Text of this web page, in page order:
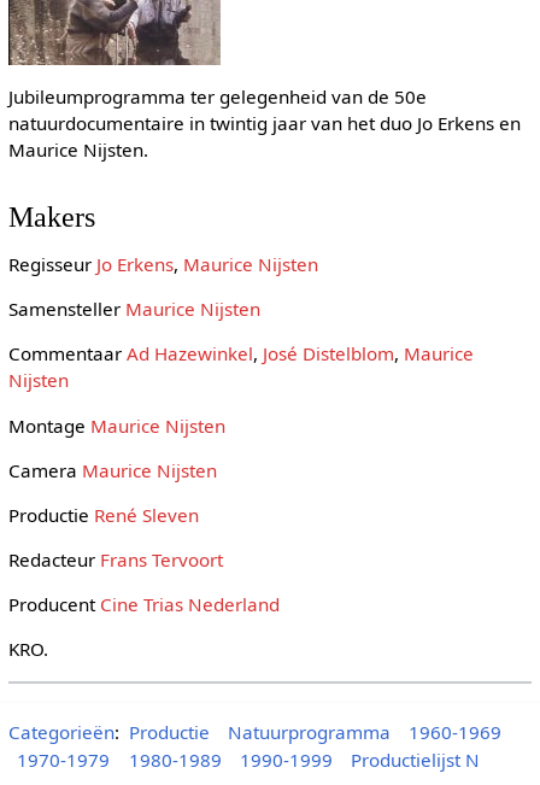
Jubileumprogramma ter gelegenheid van de 50e
natuurdocumentaire in twintig jaar van het duo Jo Erkens en
Maurice Nijsten.
Makers
Regisseur Jo Erkens, Maurice Nijsten
Samensteller Maurice Nijsten
Commentaar Ad Hazewinkel, José Distelblom, Maurice
Nijsten
Montage Maurice Nijsten
Camera Maurice Nijsten
Productie René Sleven
Redacteur Frans Tervoort
Producent Cine Trias Nederland
KRO.
Categorieën: Productie Natuurprogramma
1960-1969
1970-1979
1980-1989 1990-1999 Productielijst N